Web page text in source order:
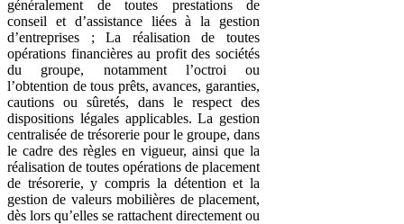
généralement de toutes prestations de
conseil et d’assistance liées à la gestion
d’entreprises ; La réalisation de toutes
opérations financières au profit des sociétés
du groupe, notamment l’octroi ou
l’obtention de tous prêts, avances, garanties,
cautions ou sûretés, dans le respect des
dispositions légales applicables. La gestion
centralisée de trésorerie pour le groupe, dans
le cadre des règles en vigueur, ainsi que la
réalisation de toutes opérations de placement
de trésorerie, y compris la détention et la
gestion de valeurs mobilières de placement,
dès lors qu’elles se rattachent directement ou